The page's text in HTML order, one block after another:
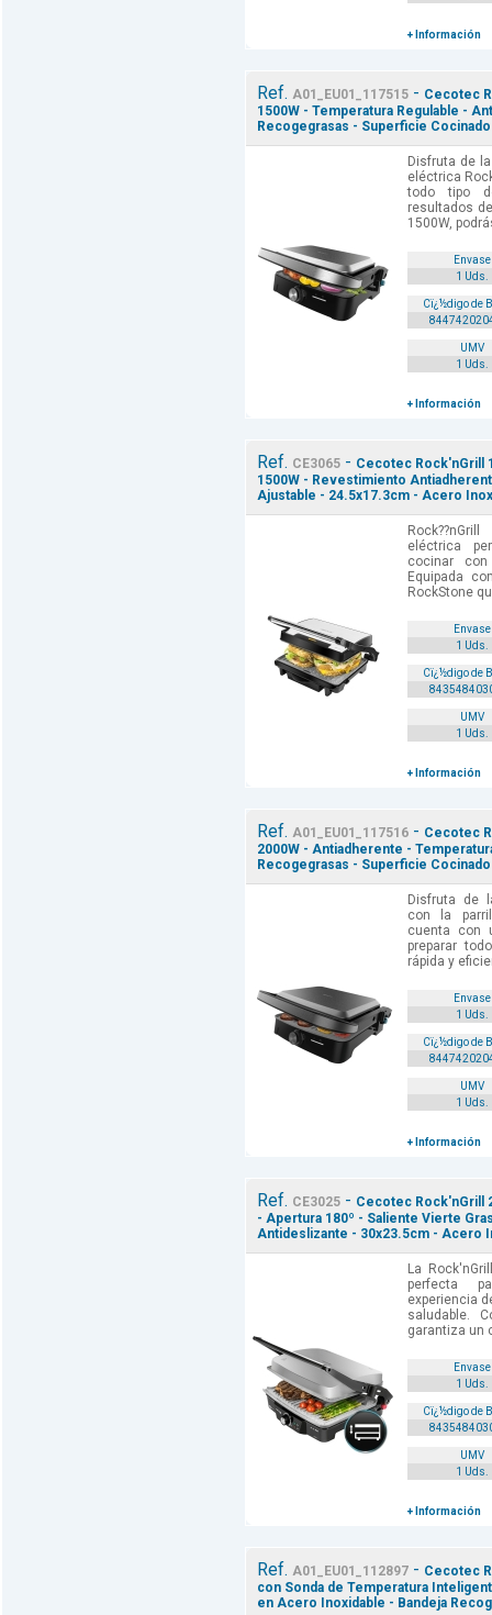
+ Información
Ref. A01_EU01_117515- Cecotec
1500W - Temperatura Regulable -
Recogegrasas - Superficie
Disfruta de
eléctrica
todo tipo
resultados
1500W,
Envase
1 Uds.
Cï¿½digo de
UMV
1 Uds.
+ Información
Ref. CE3065- Cecotec Rock'nGrill
1500W - Revestimiento
Ajustable - 24.5x17.3cm - Acero
eléctrica
cocinar
Equipada
RockStone
Envase
1 Uds.
Cï¿½digo de
UMV
1 Uds.
+ Información
Ref. A01_EU01_117516- Cecotec
2000W - Antiadherente -
Recogegrasas - Superficie
Disfruta de
con la
cuenta con
preparar
rápida y
Envase
1 Uds.
Cï¿½digo de
UMV
1 Uds.
+ Información
Ref. CE3025- Cecotec Rock'nGrill
- Apertura 180º - Saliente Vierte
Antideslizante - 30x23.5cm - Acero
La
perfecta
experiencia
saludable.
garantiza un
Envase
1 Uds.
Cï¿½digo de
UMV
1 Uds.
+ Información
Ref. A01_EU01_112897- Cecotec
con Sonda de Temperatura
en Acero Inoxidable - Bandeja